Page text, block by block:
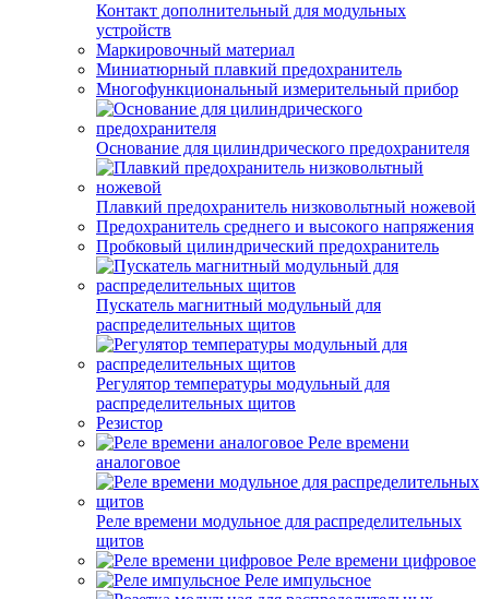
Контакт дополнительный для модульных
устройств
Маркировочный материал
Миниатюрный плавкий предохранитель
Многофункциональный измерительный прибор
Основание для цилиндрического предохранителя
Плавкий предохранитель низковольтный ножевой
Предохранитель среднего и высокого напряжения
Пробковый цилиндрический предохранитель
Пускатель магнитный модульный для
распределительных щитов
Регулятор температуры модульный для
распределительных щитов
Резистор
Реле времени
аналоговое
Реле времени модульное для распределительных
щитов
Реле времени цифровое
Реле импульсное